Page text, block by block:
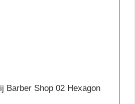
Barber Shop 02 Hexagon